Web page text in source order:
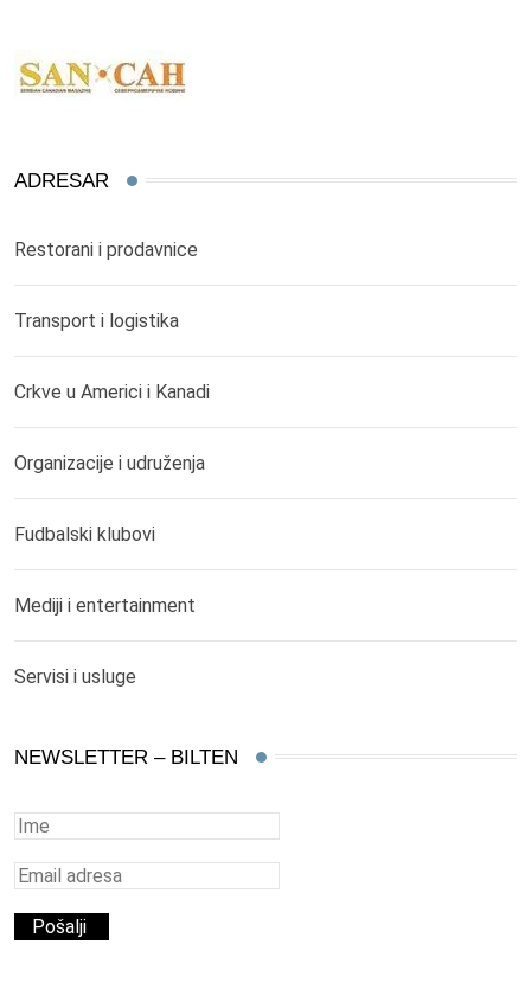
ADRESAR
Restorani i prodavnice
Transport i logistika
Crkve u Americi i Kanadi
Organizacije i udruženja
Fudbalski klubovi
Mediji i entertainment
Servisi i usluge
NEWSLETTER – BILTEN